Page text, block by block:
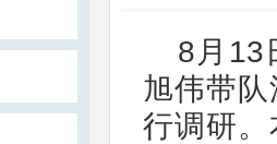
8月13
旭伟带
行调研